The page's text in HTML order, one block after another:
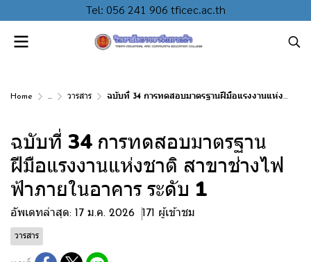
Tel: 056 241 906 tficec.ac.th
Home ... วารสาร ฉบับที่ 34 การทดสอบมาตรฐานฝีมือแรงงานแห่งชาติ สาขาช่างไฟฟ้าภายในอาคาร ระดับ 1
ฉบับที่ 34 การทดสอบมาตรฐาน
ฝีมือแรงงานแห่งชาติ สาขาช่างไฟ
ฟ้าภายในอาคาร ระดับ 1
อัพเดทล่าสุด: 17 ม.ค. 2026 171 ผู้เข้าชม
วารสาร